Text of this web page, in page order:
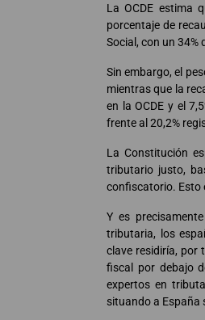
La OCDE estima
porcentaje de
Social, con un 34%
Sin embargo, el
mientras que la
en la OCDE y el
frente al 20,2%
La Constitución
tributario justo,
confiscatorio. Esto
Y es
tributaria, los
clave residiría, por
fiscal por debajo
expertos en
situando a España